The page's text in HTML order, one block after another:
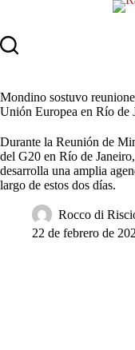
contenido
Mondino sostuvo
Unión Europea en Río de
Durante la Reunión de
del G20 en Río de
desarrolla una amplia
largo de estos dos días.
Rocco di
22 de febrero de